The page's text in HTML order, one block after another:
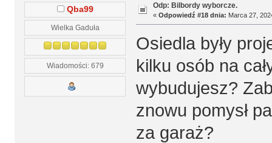
Qba99
Wielka Gaduła
Wiadomości: 679
Odp: Bilbordy wyborcze.
« Odpowiedź #18 dnia: Marca 27,
Osiedla były
kilku osób na
wybudujesz?
znowu pomysł
za garaż?